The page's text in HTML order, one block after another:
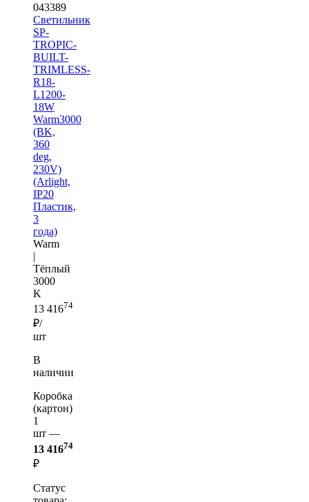
043389
Светильник
SP-
TROPIC-
BUILT-
TRIMLESS-
R18-
L1200-
18W
Warm3000
(BK,
360
deg,
230V)
(Arlight,
IP20
Пластик,
3
года)
Warm
|
Тёплый
3000
K
13 41674
₽/
шт
В
наличии
Коробка
(картон)
1
шт —
13 41674
₽
Статус